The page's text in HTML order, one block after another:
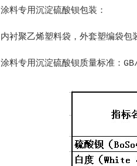
涂料专用沉淀硫酸钡包装：
内衬聚乙烯塑料袋，外套塑编袋包
涂料专用沉淀硫酸钡质量标准：